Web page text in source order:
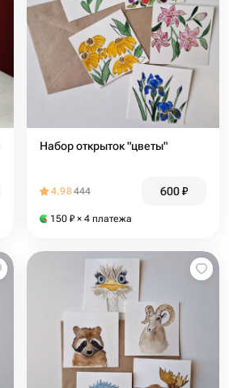
Набор открыток "цветы"
4.98444 600₽
150 ₽ × 4 платежа